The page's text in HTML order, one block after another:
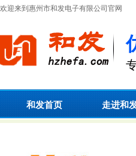
欢迎来到惠州市和发电子有限公司官网
和发首页 走进和